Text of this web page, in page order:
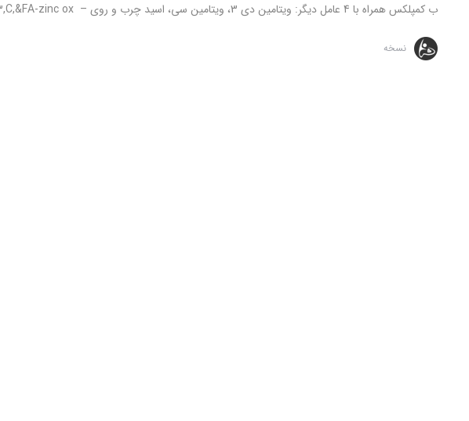
ب کمپلکس همراه با 4 عامل دیگر: ویتامین دی 3، ویتامین سی، اسید چرب و روی – B complex#4-vits D3,C,&FA-zinc ox ...
نسخه